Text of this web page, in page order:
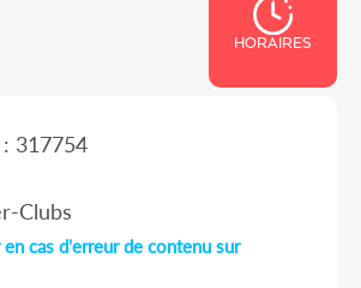
HORAIRES
317754
Clubs
cas d'erreur de contenu sur